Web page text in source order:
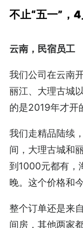
不止“五一”，
云南，民宿员工
我们公司在云南
丽江、大理古城
的是2019年才开
我们走精品陆续
间，大理古城和
到1000元都有，
晚。这个价格和
整个订单还是来
间房，其他两家